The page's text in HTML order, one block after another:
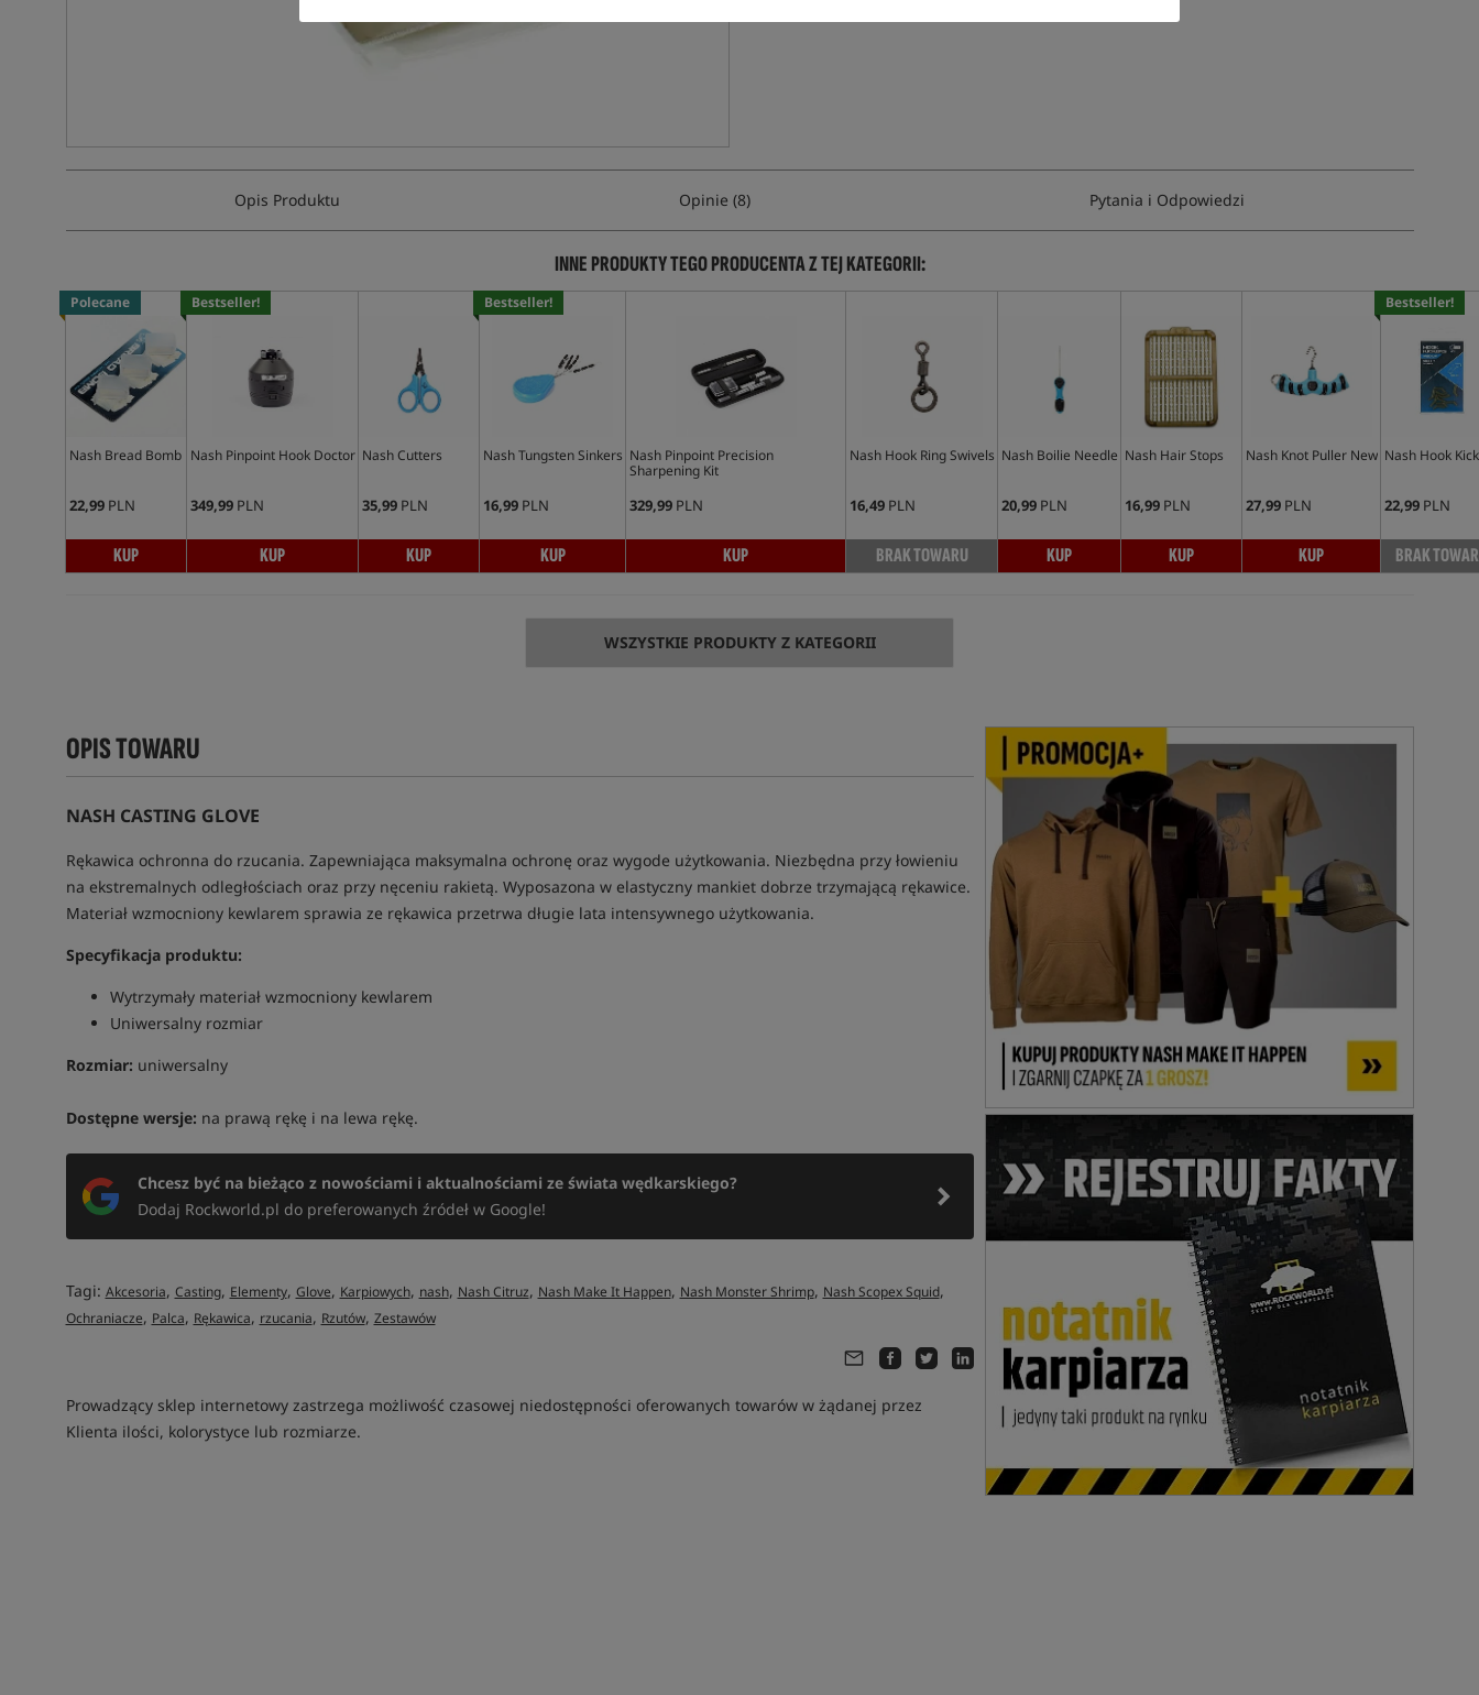
Tym produktem interesują się: 3 osoby
Opis Produktu Opinie (8) Pytania i Odpowiedzi
INNE PRODUKTY TEGO PRODUCENTA Z TEJ KATEGORII:
Polecane
Nash Bread Bomb
22,99PLN
KUP
Bestseller!
Nash Pinpoint Hook Doctor
349,99PLN
KUP
Nash Cutters
35,99PLN
KUP
Bestseller!
Nash Tungsten Sinkers
16,99PLN
KUP
Nash Pinpoint Precision
Sharpening Kit
329,99PLN
KUP
Nash Hook Ring Swivels
16,49PLN
BRAK TOWARU
Nash Boilie Needle
20,99PLN
KUP
Nash Hair Stops
16,99PLN
KUP
Nash Knot Puller New
27,99PLN
KUP
Bestseller!
Nash Hook
22,99PLN
BRAK
WSZYSTKIE PRODUKTY Z KATEGORII
OPIS TOWARU
NASH CASTING GLOVE
Rękawica ochronna do rzucania. Zapewniająca maksymalna ochronę oraz wygode użytkowania. Niezbędna przy łowieniu
na ekstremalnych odległościach oraz przy nęceniu rakietą. Wyposazona w elastyczny mankiet dobrze trzymającą rękawice.
Materiał wzmocniony kewlarem sprawia ze rękawica przetrwa długie lata intensywnego użytkowania.
Specyfikacja produktu:
Wytrzymały materiał wzmocniony kewlarem
Uniwersalny rozmiar
Rozmiar: uniwersalny
Dostępne wersje: na prawą rękę i na lewa rękę.
Chcesz być na bieżąco z nowościami i aktualnościami ze świata wędkarskiego?
Dodaj Rockworld.pl do preferowanych źródeł w Google!
Tagi: Akcesoria, Casting, Elementy, Glove, Karpiowych, nash, Nash Citruz, Nash Make It Happen, Nash Monster Shrimp, Nash Scopex Squid,
Ochraniacze, Palca, Rękawica, rzucania, Rzutów, Zestawów
Prowadzący sklep internetowy zastrzega możliwość czasowej niedostępności oferowanych towarów w żądanej przez
Klienta ilości, kolorystyce lub rozmiarze.